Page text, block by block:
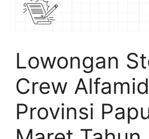
Lowongan
Crew
Provinsi